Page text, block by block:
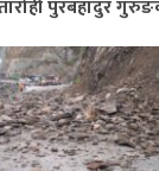
पुरबहादुर